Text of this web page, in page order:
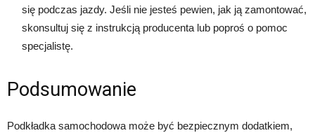
się podczas jazdy. Jeśli nie jesteś pewien, jak ją zamontować,
skonsultuj się z instrukcją producenta lub poproś o pomoc
specjalistę.
Podsumowanie
Podkładka samochodowa może być bezpiecznym dodatkiem,